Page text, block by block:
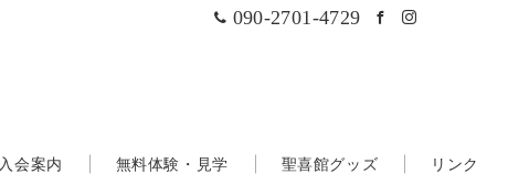
090-2701-4729
入会案内 無料体験・見学 聖喜館グッズ リンク